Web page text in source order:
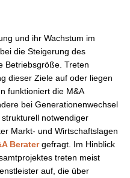
und ihr Wachstum im
die Steigerung des
Betriebsgröße. Treten
dieser Ziele auf oder liegen
funktioniert die M&A
bei Generationenwechsel
notwendiger
Markt- und Wirtschaftslagen
Beratergefragt. Im Hinblick
treten meist
auf, die über